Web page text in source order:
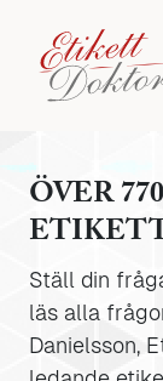
ÖVER
Ställ din
läs alla
Danielsson,